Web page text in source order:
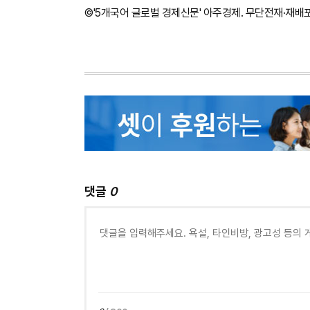
©'5개국어 글로벌 경제신문' 아주경제. 무단전재·재배
댓글 0